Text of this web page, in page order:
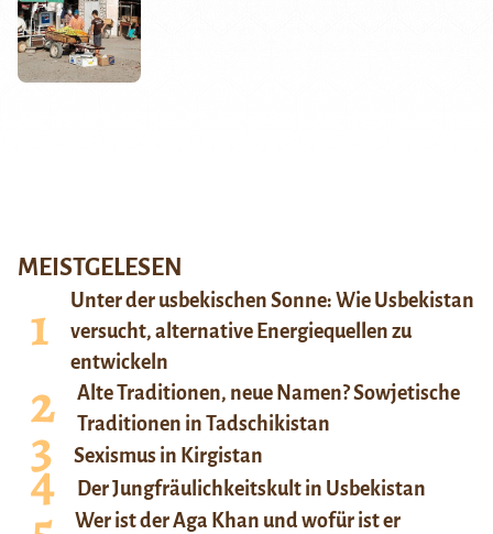
MEISTGELESEN
Unter der usbekischen Sonne: Wie Usbekistan
versucht, alternative Energiequellen zu
entwickeln
Alte Traditionen, neue Namen? Sowjetische
Traditionen in Tadschikistan
Sexismus in Kirgistan
Der Jungfräulichkeitskult in Usbekistan
Wer ist der Aga Khan und wofür ist er